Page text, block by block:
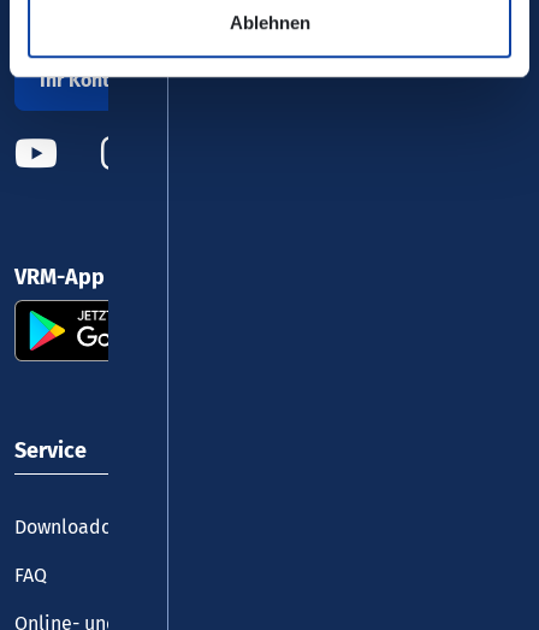
Ablehnen
Ihr Kontakt zu uns
VRM-App nutzen und durchstarten
Service
Downloadcenter
FAQ
Online- und Handy-Tickets